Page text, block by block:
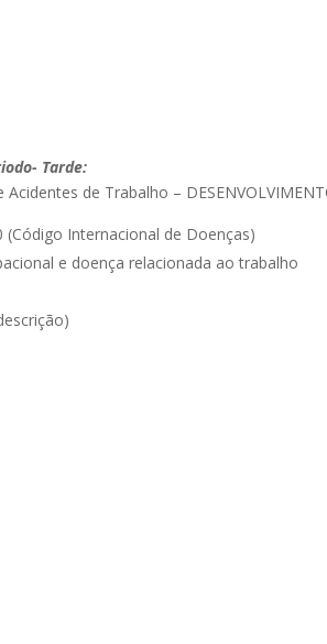
Tarde:
de Trabalho –
Internacional de Doenças)
e doença relacionada ao trabalho